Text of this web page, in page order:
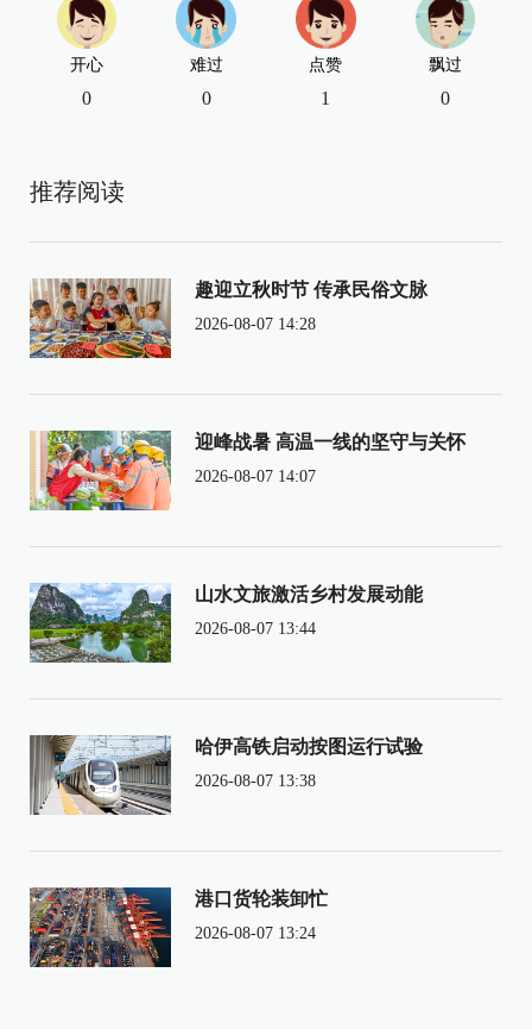
开心
0
难过
0
点赞
1
飘过
0
推荐阅读
趣迎立秋时节 传承民俗文脉
2026-08-07 14:28
迎峰战暑 高温一线的坚守与关怀
2026-08-07 14:07
山水文旅激活乡村发展动能
2026-08-07 13:44
哈伊高铁启动按图运行试验
2026-08-07 13:38
港口货轮装卸忙
2026-08-07 13:24